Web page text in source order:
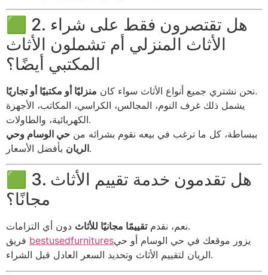
🟩 2. هل تقتصرون فقط على شراء
الأثاث المنزلي أم تشملون الأثاث
المكتبي أيضًا؟
نحن نشتري جميع أنواع الأثاث سواء كان منزليًا أو مكتبيًا أو تجاريًا
.
يشمل ذلك غرف النوم، المجالس، الكراسي، المكاتب، الأجهزة
الكهربائية، والطاولات.
ببساطة، كل ما ترغب في بيعه نقوم بشرائه من حي الوسام وحي
الريانبأفضل الأسعار.
🟩 3. هل تقدمون خدمة تقييم الأثاث
مجانًا؟
نعم، نقدمتقييمًا مجانيًا للأثاث
دون أي التزامات.
bestusedfurnituresيزور موقعك في حي الوسام أو حي
الريان لتقييم الأثاث وتحديد السعر العادل قبل الشراء.